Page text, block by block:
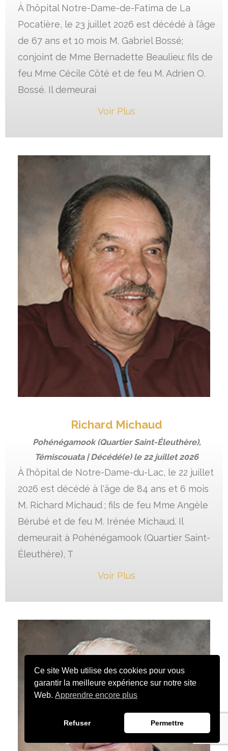
À l’hôpital Notre-Dame-de-Fatima de La
Pocatière, le 23 juillet 2026 est décédé à l’âge
de 67 ans et 10 mois M. Gabriel Bossé;
conjoint de Mme Bernadette Beaulieu; fils de
feu Mme Cécile Côté et de feu M. Adrien O.
Bossé. Il demeurai
Voir Plus
Richard Michaud
Pohénégamook (Quartier Saint-Éleuthère),
Témiscouata | Décédé(e) le 22 juillet 2026
À l’hôpital de Notre-Dame-du-Lac, le 22 juillet
2026 est décédé à l'âge de 84 ans et 6 mois
M. Richard Michaud ; fils de feu Mme Angèle
Bérubé et de feu M. Irénée Michaud. Il
demeurait à Pohénégamook (Quartier Saint-
Éleuthère), T
Voir Plus
Ce site Web utilise des cookies pour vous
garantir la meilleure expérience sur notre site
Web.Apprendre encore plus
Refuser Permettre